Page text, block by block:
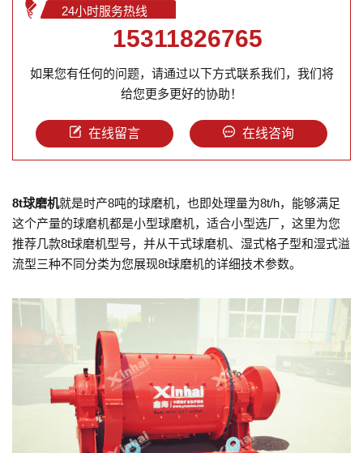
24小时服务热线
15311826765
如果您有任何的问题，请通过以下方式联系我们，我们将
给您更多更好的协助！
在线留言 在线咨询
8t球磨机就是时产8吨的球磨机，也即处理量为8t/h，能够满足
这个产量的球磨机都是小型球磨机，适合小型选厂，这里为您
推荐几款8t球磨机型号，并从干式球磨机、湿式格子型和湿式溢
流型三种不同分类为您展现8t球磨机的详细技术参数。